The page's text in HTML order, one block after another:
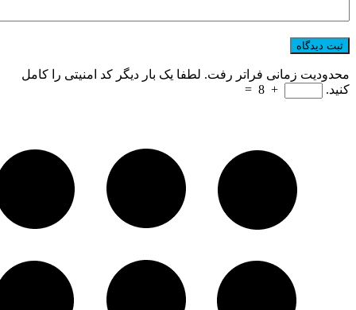
محدودیت زمانی فراتر رفت. لطفا یک بار دیگر کد امنیتی را کامل
کنید.
+
8
=